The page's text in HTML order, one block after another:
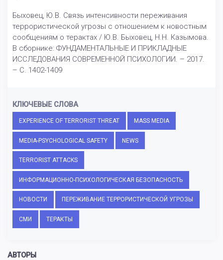
Быховец, Ю.В. Связь интенсивности переживания
террористической угрозы с отношением к новостным
сообщениям о терактах / Ю.В. Быховец, Н.Н. Казымова.
В сборнике: ФУНДАМЕНТАЛЬНЫЕ И ПРИКЛАДНЫЕ
ИССЛЕДОВАНИЯ СОВРЕМЕННОЙ ПСИХОЛОГИИ. – 2017.
– С. 1402-1409
КЛЮЧЕВЫЕ СЛОВА
EXPERIENCE OF TERRORIST THREAT MASS MEDIA
MEDIA-PSYCHOLOGICAL SAFETY NEWS
TERRORIST ATTACKS
ИНФОРМАЦИОННО-ПСИХОЛОГИЧЕСКАЯ БЕЗОПАСНОСТЬ
НОВОСТИ ПЕРЕЖИВАНИЕ ТЕРРОРИСТИЧЕСКОЙ УГРОЗЫ
СМИ ТЕРАКТЫ
АВТОРЫ